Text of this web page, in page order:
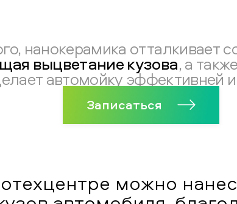
нанокерамика отталкивает
выцветание кузова, а
автомойку эффективней
Записаться
можно